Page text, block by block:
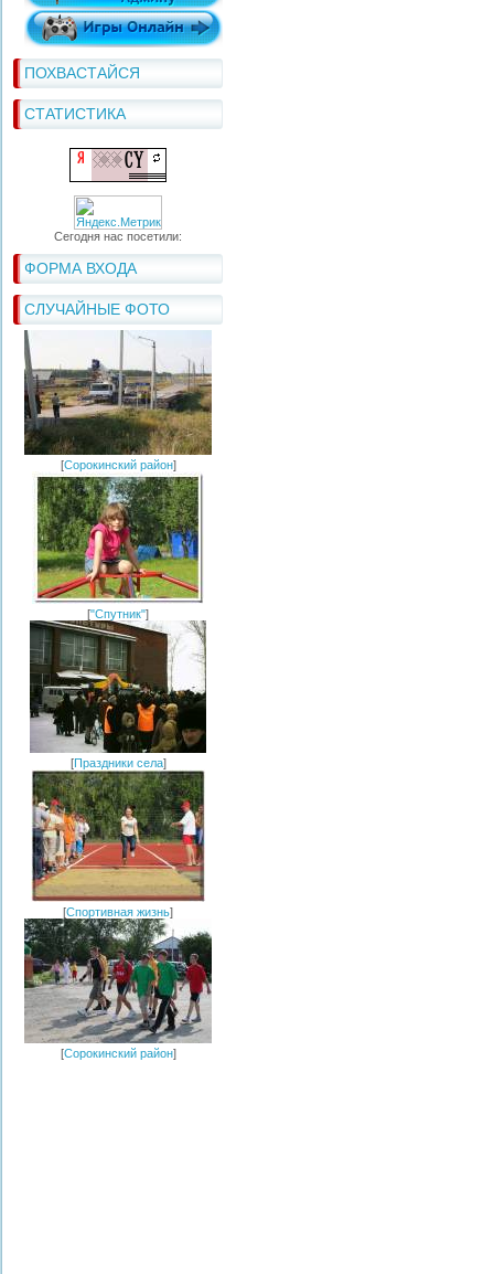
ПОХВАСТАЙСЯ
СТАТИСТИКА
Сегодня нас посетили:
ФОРМА ВХОДА
СЛУЧАЙНЫЕ ФОТО
[Сорокинский район]
["Спутник"]
[Праздники села]
[Спортивная жизнь]
[Сорокинский район]